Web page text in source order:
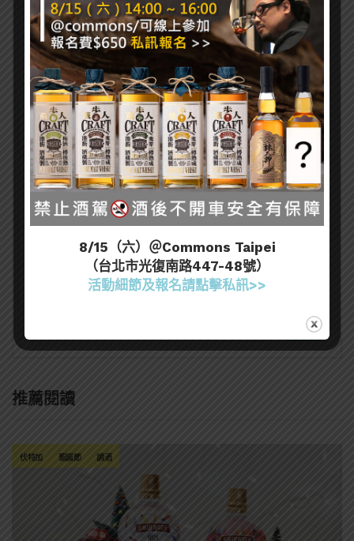
2026「亞洲50大酒吧」全名單完整公佈！台灣8
間酒吧獲獎
格蘭利威蟬聯三年米其林指南官方合作夥伴
百富攜手金獎藝術家 推出《花時心藝限量禮盒》
「會變的酒」創世者桶陳金高No.3 多變風味再添
經典系列新作
搜尋
SEARCH
推薦閱讀
伏特加 聖誕節 調酒
8/15（六）＠Commons Taipei
（台北市光復南路447-48號）
活動細節及報名請點擊私訊>>